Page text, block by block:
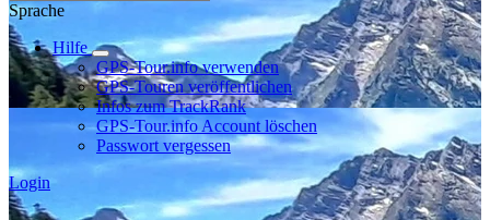
Sprache
Hilfe
GPS-Tour.info verwenden
GPS-Touren veröffentlichen
Infos zum TrackRank
GPS-Tour.info Account löschen
Passwort vergessen
Login